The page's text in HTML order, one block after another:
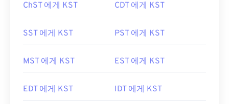
ChST 에게 KST CDT 에게 KST
SST 에게 KST PST 에게 KST
MST 에게 KST EST 에게 KST
EDT 에게 KST IDT 에게 KST